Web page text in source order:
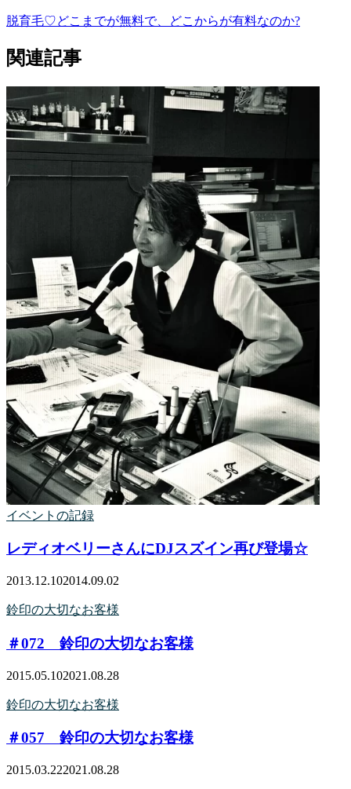
脱育毛♡どこまでが無料で、どこからが有料なのか?
関連記事
イベントの記録
レディオベリーさんにDJスズイン再び登場☆
2013.12.102014.09.02
鈴印の大切なお客様
＃072 鈴印の大切なお客様
2015.05.102021.08.28
鈴印の大切なお客様
＃057 鈴印の大切なお客様
2015.03.222021.08.28